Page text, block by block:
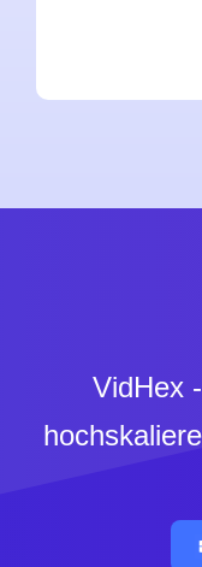
VidHex